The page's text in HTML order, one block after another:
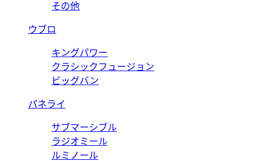
その他
ウブロ
キングパワー
クラシックフュージョン
ビッグバン
パネライ
サブマーシブル
ラジオミール
ルミノール